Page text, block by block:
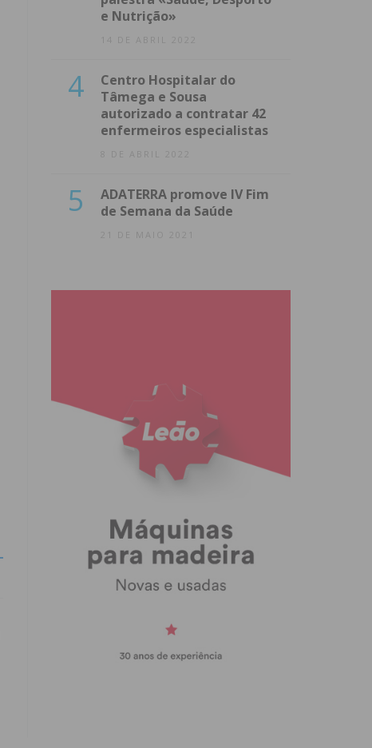
e Nutrição»
14 DE ABRIL 2022
4
Centro Hospitalar do
Tâmega e Sousa
autorizado a contratar 42
enfermeiros especialistas
8 DE ABRIL 2022
5
ADATERRA promove IV Fim
de Semana da Saúde
21 DE MAIO 2021